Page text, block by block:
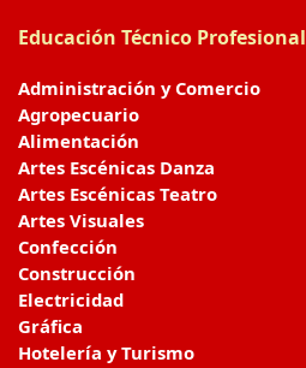
Educación Técnico Profesional
Administración y Comercio
Agropecuario
Alimentación
Artes Escénicas Danza
Artes Escénicas Teatro
Artes Visuales
Confección
Construcción
Electricidad
Gráfica
Hotelería y Turismo